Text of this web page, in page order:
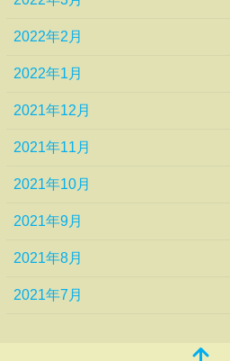
2022年2月
2022年1月
2021年12月
2021年11月
2021年10月
2021年9月
2021年8月
2021年7月